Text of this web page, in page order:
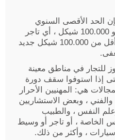
من عام 2014 ، فإن الحد الأقصى السنوي
للتسجيل كمشغل معفى هو 100.000 شيكل ، أي تاجر
يبلغ حجم مبيعاته السنوية أقل من 100.000 شيكل جديد
للتجار في مناطق معينة
إذا استوفوا سقف دورة
هي: المهنيين الأحرار
، وبعض الاستشاريين
النفس ، والطبيب
الخاصة ، أو تاجر أو وسيط
، وأكثر من ذلك.